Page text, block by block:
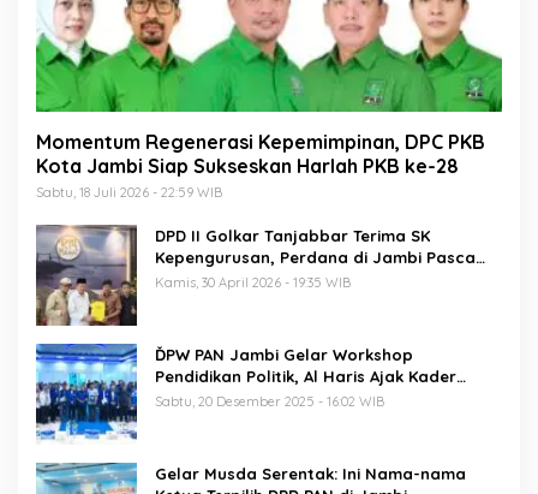
Momentum Regenerasi Kepemimpinan, DPC PKB
Kota Jambi Siap Sukseskan Harlah PKB ke-28
Sabtu, 18 Juli 2026 - 22:59 WIB
DPD II Golkar Tanjabbar Terima SK
Kepengurusan, Perdana di Jambi Pasca
Musda
Kamis, 30 April 2026 - 19:35 WIB
ĎPW PAN Jambi Gelar Workshop
Pendidikan Politik, Al Haris Ajak Kader
Perkuat Soliditas Jelang Pemilu 2029
Sabtu, 20 Desember 2025 - 16:02 WIB
Gelar Musda Serentak: Ini Nama-nama